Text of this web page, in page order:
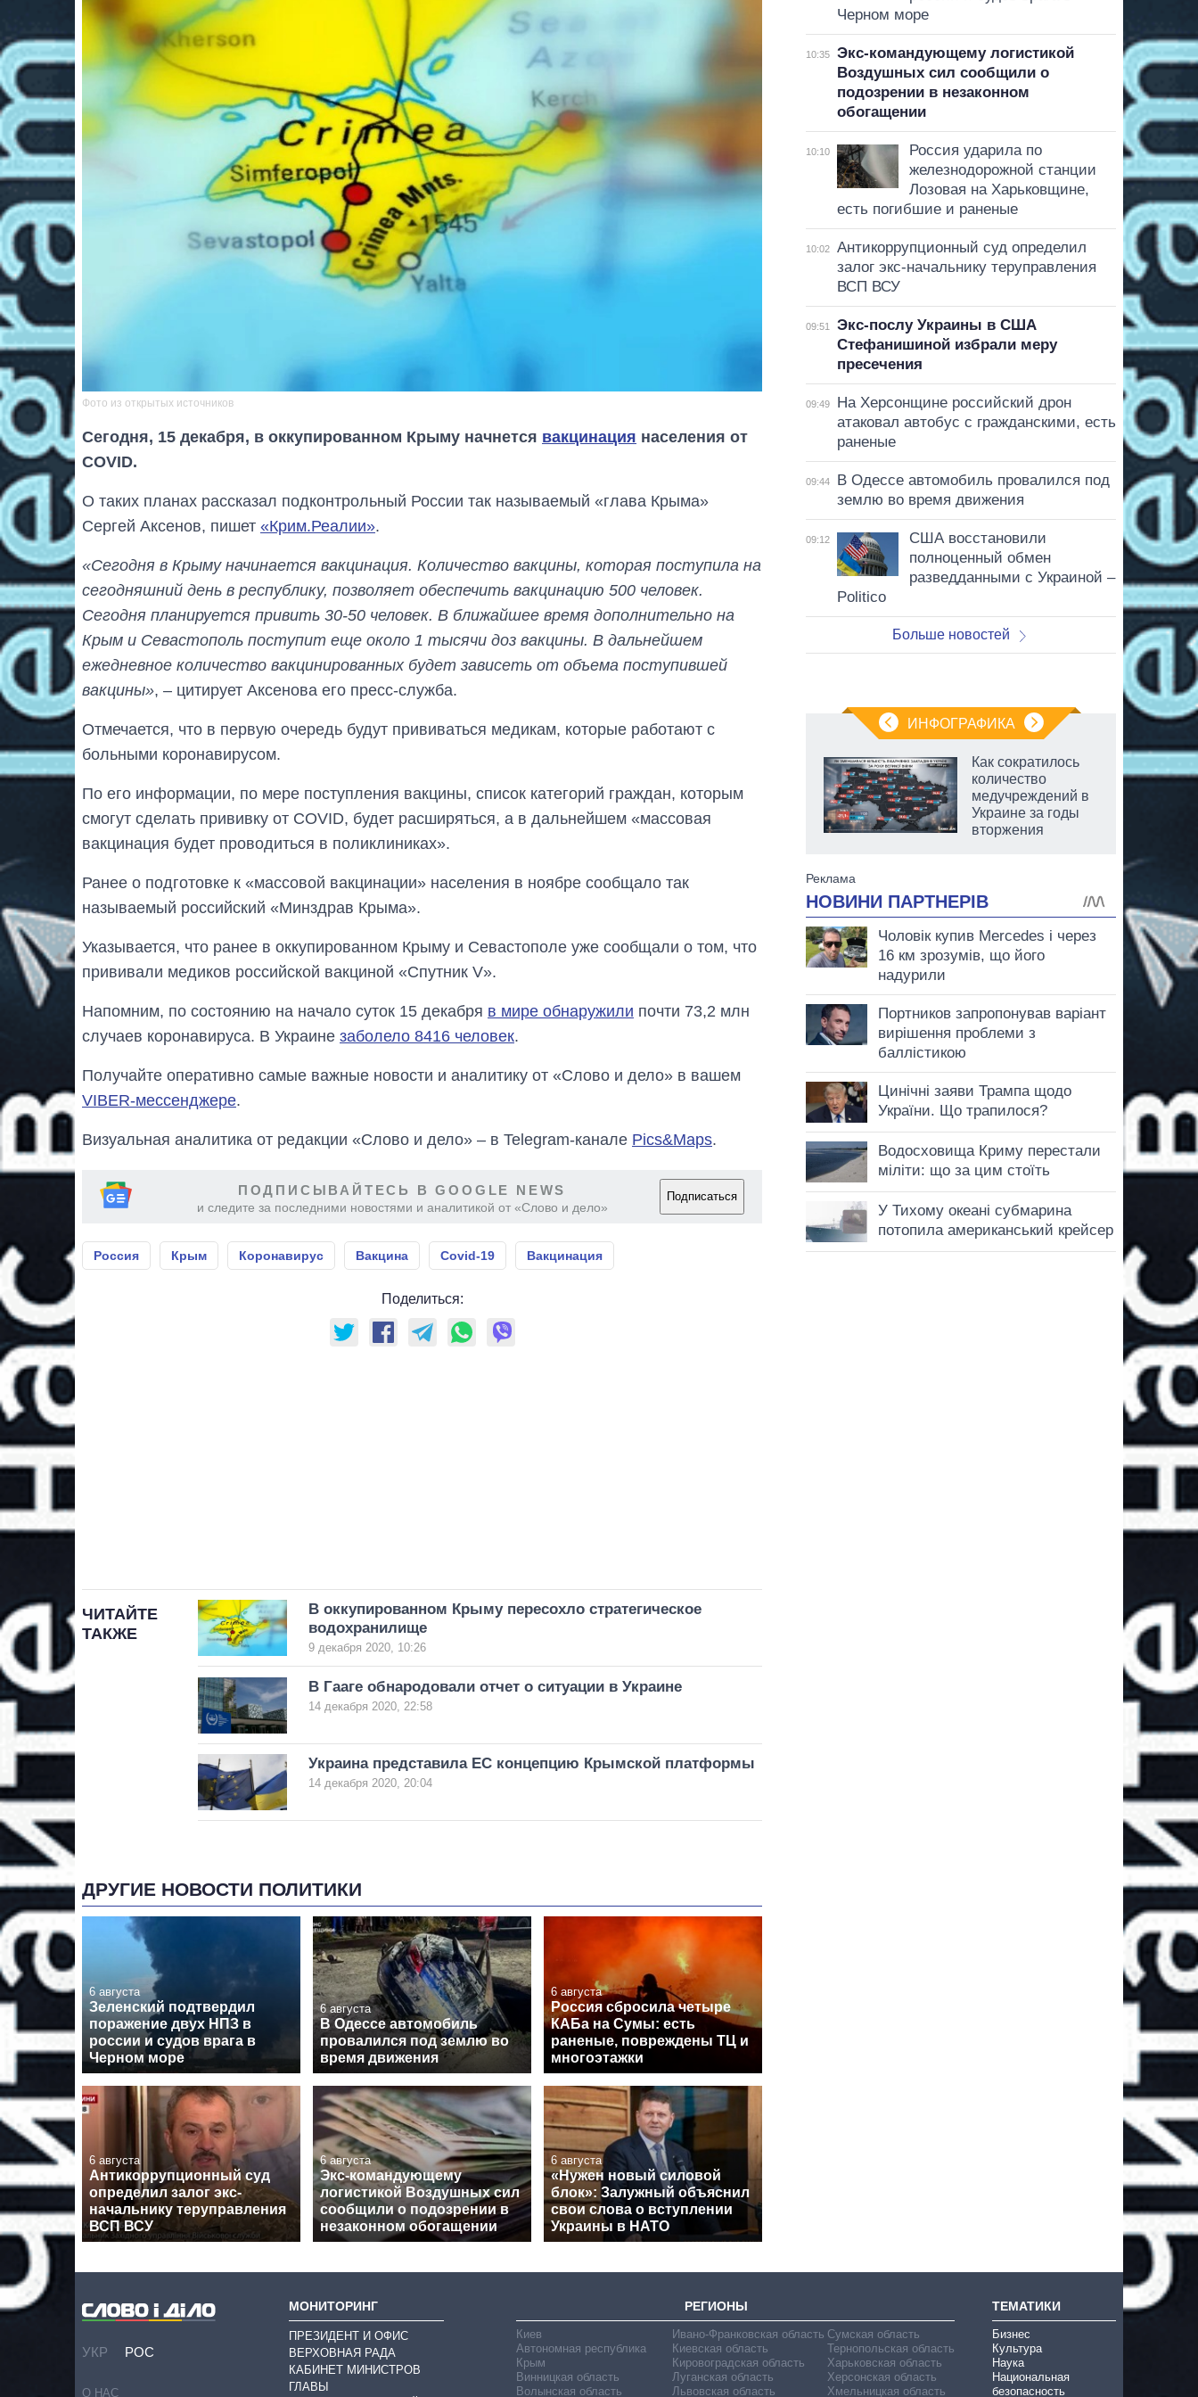
Фото из открытых источников
Сегодня, 15 декабря, в оккупированном Крыму начнется вакцинация населения от
COVID.
О таких планах рассказал подконтрольный России так называемый «глава Крыма»
Сергей Аксенов, пишет «Крим.Реалии».
«Сегодня в Крыму начинается вакцинация. Количество вакцины, которая поступила на
сегодняшний день в республику, позволяет обеспечить вакцинацию 500 человек.
Сегодня планируется привить 30-50 человек. В ближайшее время дополнительно на
Крым и Севастополь поступит еще около 1 тысячи доз вакцины. В дальнейшем
ежедневное количество вакцинированных будет зависеть от объема поступившей
вакцины», – цитирует Аксенова его пресс-служба.
Отмечается, что в первую очередь будут прививаться медикам, которые работают с
больными коронавирусом.
По его информации, по мере поступления вакцины, список категорий граждан, которым
смогут сделать прививку от COVID, будет расширяться, а в дальнейшем «массовая
вакцинация будет проводиться в поликлиниках».
Ранее о подготовке к «массовой вакцинации» населения в ноябре сообщало так
называемый российский «Минздрав Крыма».
Указывается, что ранее в оккупированном Крыму и Севастополе уже сообщали о том, что
прививали медиков российской вакциной «Спутник V».
Напомним, по состоянию на начало суток 15 декабря в мире обнаружили почти 73,2 млн
случаев коронавируса. В Украине заболело 8416 человек.
Получайте оперативно самые важные новости и аналитику от «Слово и дело» в вашем
VIBER-мессенджере.
Визуальная аналитика от редакции «Слово и дело» – в Telegram-канале Pics&Maps.
ПОДПИСЫВАЙТЕСЬ В GOOGLE NEWS
и следите за последними новостями и аналитикой от «Слово и дело»
Подписаться
Россия Крым Коронавирус Вакцина Covid-19 Вакцинация
Поделиться:
ЧИТАЙТЕ
ТАКЖЕ
В оккупированном Крыму пересохло стратегическое
водохранилище
9 декабря 2020, 10:26
В Гааге обнародовали отчет о ситуации в Украине
14 декабря 2020, 22:58
Украина представила ЕС концепцию Крымской платформы
14 декабря 2020, 20:04
ДРУГИЕ НОВОСТИ ПОЛИТИКИ
6 августа
Зеленский подтвердил
поражение двух НПЗ в
россии и судов врага в
Черном море
6 августа
В Одессе автомобиль
провалился под землю во
время движения
6 августа
Россия сбросила четыре
КАБа на Сумы: есть
раненые, повреждены ТЦ и
многоэтажки
6 августа
Антикоррупционный суд
определил залог экс-
начальнику теруправления
ВСП ВСУ
6 августа
Экс-командующему
логистикой Воздушных сил
сообщили о подозрении в
незаконном обогащении
6 августа
«Нужен новый силовой
блок»: Залужный объяснил
свои слова о вступлении
Украины в НАТО
Черном море
10:35
Экс-командующему логистикой
Воздушных сил сообщили о
подозрении в незаконном
обогащении
10:10
Россия ударила по
железнодорожной станции
Лозовая на Харьковщине,
есть погибшие и раненые
10:02
Антикоррупционный суд определил
залог экс-начальнику теруправления
ВСП ВСУ
09:51
Экс-послу Украины в США
Стефанишиной избрали меру
пресечения
09:49
На Херсонщине российский дрон
атаковал автобус с гражданскими, есть
раненые
09:44
В Одессе автомобиль провалился под
землю во время движения
09:12
США восстановили
полноценный обмен
разведданными с Украиной –
Politico
Больше новостей
ИНФОГРАФИКА
холодную воду в
городах Украины
Как сократилось
количество
медучреждений в
Украине за годы
вторжения
УКР РОС
О НАС
МОНИТОРИНГ
ПРЕЗИДЕНТ И ОФИС
ВЕРХОВНАЯ РАДА
КАБИНЕТ МИНИСТРОВ
ГЛАВЫ
РЕГИОНЫ
Киев
Автономная республика
Крым
Винницкая область
Волынская область
Ивано-Франковская область
Киевская область
Кировоградская область
Луганская область
Львовская область
Сумская область
Тернопольская область
Харьковская область
Херсонская область
Хмельницкая область
ТЕМАТИКИ
Бизнес
Культура
Наука
Национальная
безопасность